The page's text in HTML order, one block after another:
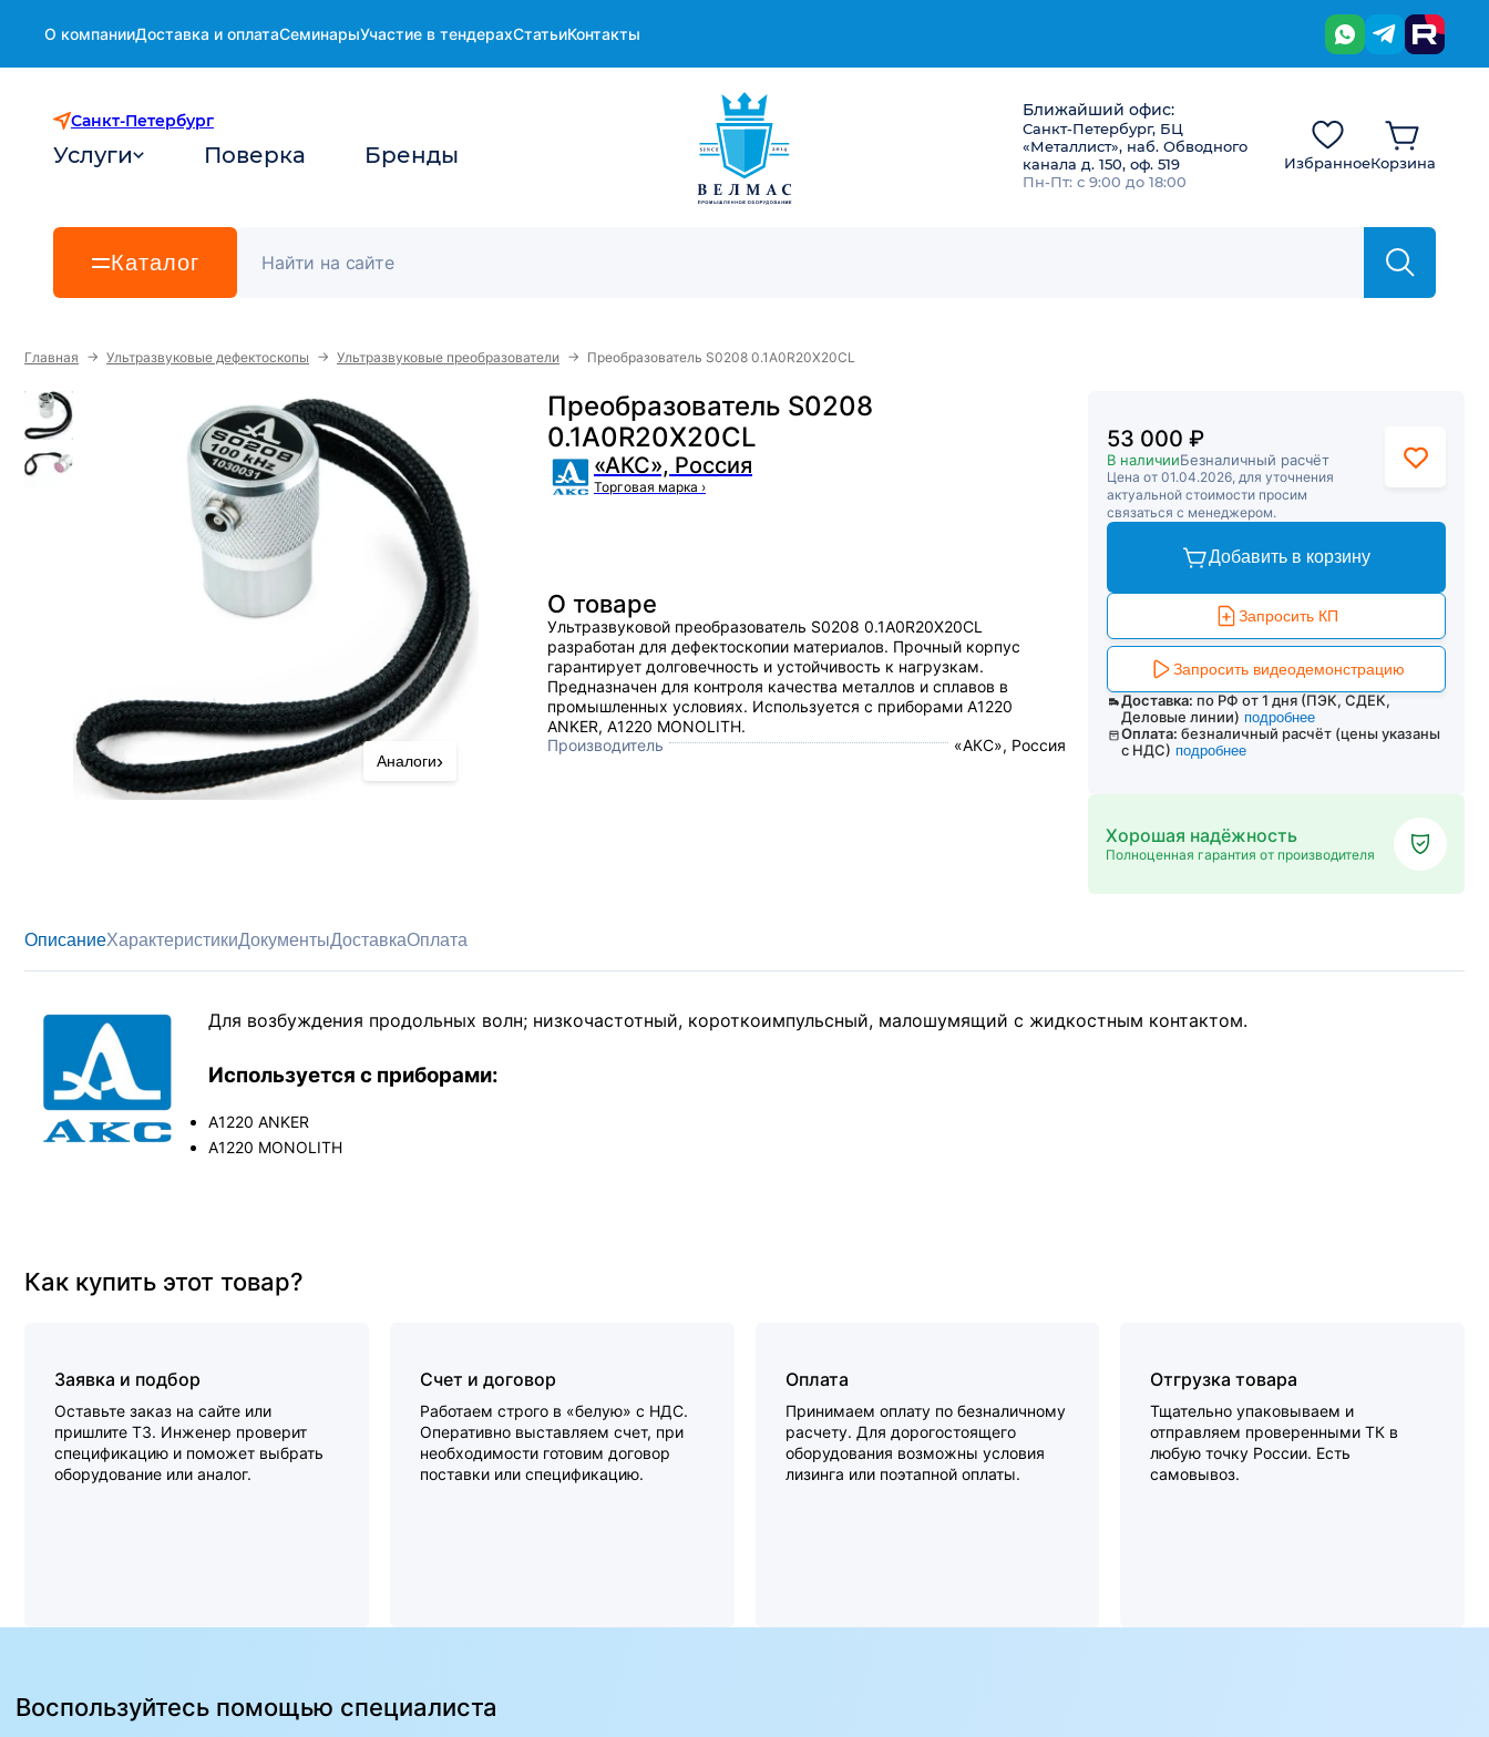
О компанииДоставка и оплатаСеминарыУчастие в тендерахСтатьиКонтакты
Санкт-Петербург
Услуги Поверка Бренды
Ближайший офис:
Санкт-Петербург, БЦ
«Металлист», наб. Обводного
канала д. 150, оф. 519
Пн-Пт: с 9:00 до 18:00
ИзбранноеКорзина
Каталог
Главная → Ультразвуковые дефектоскопы → Ультразвуковые преобразователи → Преобразователь S0208 0.1A0R20X20CL
Преобразователь S0208
0.1A0R20X20CL
«АКС», Россия
Торговая марка ›
Аналоги›
О товаре
Ультразвуковой преобразователь S0208 0.1A0R20X20CL
разработан для дефектоскопии материалов. Прочный корпус
гарантирует долговечность и устойчивость к нагрузкам.
Предназначен для контроля качества металлов и сплавов в
промышленных условиях. Используется с приборами А1220
ANKER, А1220 MONOLITH.
Производитель
«АКС», Россия
53 000 ₽
В наличииБезналичный расчёт
Цена от 01.04.2026, для уточнения
актуальной стоимости просим
связаться с менеджером.
Добавить в корзину
Запросить КП
Запросить видеодемонстрацию
Доставка: по РФ от 1 дня (ПЭК, СДЕК,
Деловые линии) подробнее
Оплата: безналичный расчёт (цены указаны
с НДС) подробнее
Хорошая надёжность
Полноценная гарантия от производителя
ОписаниеХарактеристикиДокументыДоставкаОплата
Для возбуждения продольных волн; низкочастотный, короткоимпульсный, малошумящий с жидкостным контактом.
Используется с приборами:
А1220 ANKER
А1220 MONOLITH
Как купить этот товар?
Заявка и подбор
Оставьте заказ на сайте или
пришлите ТЗ. Инженер проверит
спецификацию и поможет выбрать
оборудование или аналог.
Счет и договор
Работаем строго в «белую» с НДС.
Оперативно выставляем счет, при
необходимости готовим договор
поставки или спецификацию.
Оплата
Принимаем оплату по безналичному
расчету. Для дорогостоящего
оборудования возможны условия
лизинга или поэтапной оплаты.
Отгрузка товара
Тщательно упаковываем и
отправляем проверенными ТК в
любую точку России. Есть
самовывоз.
Воспользуйтесь помощью специалиста